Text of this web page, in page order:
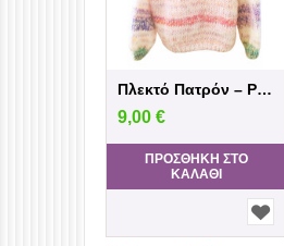
Πλεκτό Πατρόν – Pastel Moxer oversided π...
9,00 €
ΠΡΟΣΘΉΚΗ ΣΤΟ
ΚΑΛΆΘΙ